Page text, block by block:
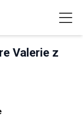
Valerie z